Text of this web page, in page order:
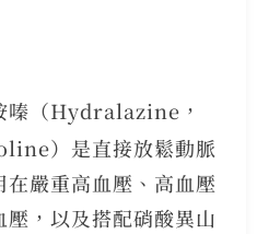
嗪（Hydralazine，
）是直接放鬆動脈
在嚴重高血壓、高血壓
壓，以及搭配硝酸異山